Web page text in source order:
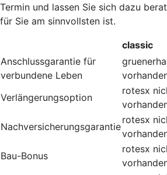
Termin und lassen Sie sich dazu
für Sie am sinnvollsten ist.
classic
Anschlussgarantie für
verbundene Leben
Verlängerungsoption
rotesx
Nachversicherungsgarantie
rotesx
Bau-Bonus
rotesx